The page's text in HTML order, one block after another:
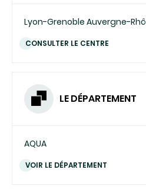
Lyon-Grenoble Auvergne-
CONSULTER LE CENTRE
LE DÉPARTEMENT
AQUA
VOIR LE DÉPARTEMENT